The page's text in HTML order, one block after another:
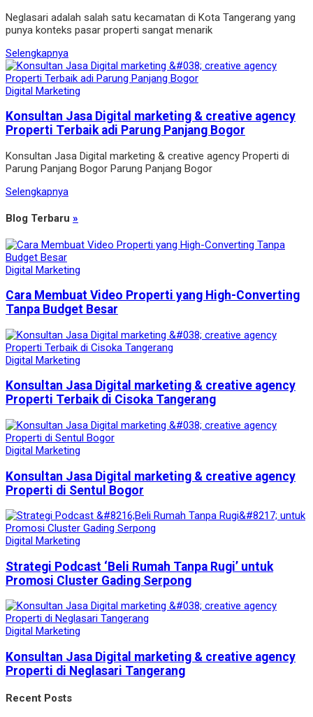
Neglasari adalah salah satu kecamatan di Kota Tangerang yang
punya konteks pasar properti sangat menarik
Selengkapnya
Digital Marketing
Konsultan Jasa Digital marketing & creative agency
Properti Terbaik adi Parung Panjang Bogor
Konsultan Jasa Digital marketing & creative agency Properti di
Parung Panjang Bogor Parung Panjang Bogor
Selengkapnya
Blog Terbaru »
Digital Marketing
Cara Membuat Video Properti yang High-Converting
Tanpa Budget Besar
Digital Marketing
Konsultan Jasa Digital marketing & creative agency
Properti Terbaik di Cisoka Tangerang
Digital Marketing
Konsultan Jasa Digital marketing & creative agency
Properti di Sentul Bogor
Digital Marketing
Strategi Podcast ‘Beli Rumah Tanpa Rugi’ untuk
Promosi Cluster Gading Serpong
Digital Marketing
Konsultan Jasa Digital marketing & creative agency
Properti di Neglasari Tangerang
Recent Posts